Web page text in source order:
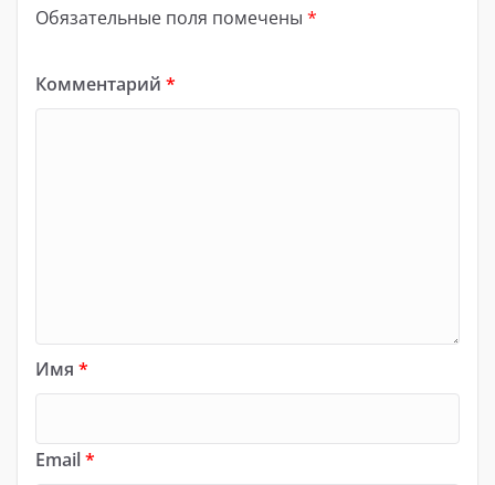
Обязательные поля помечены *
Комментарий *
Имя *
Email*